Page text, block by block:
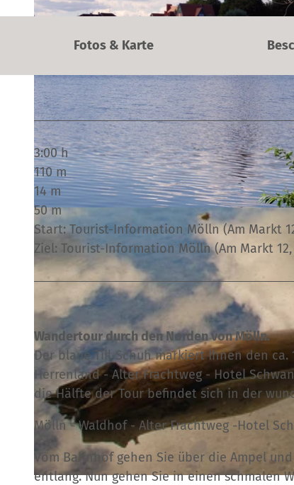
© Thomas Ebelt
© Johannes Richter |
Fotos & Karte
3:00 h
110 m
14 m
50 m
Start: Tourist-Information Mölln (Am Markt
Ziel: Tourist-Information Mölln (Am Markt 12,
Wandertour durch den Norden von Mölln.
Der blaue Till-Schuh markiert Ihnen den
Herrenland - Alter Frachtweg - Hotel
die Hälfte der Tour befindet sich in der
Mölln - Waldhof - Alter Frachtweg -Hotel
Vom Bahnhof gehen Sie über die Ampel
entlang. Nun gehen Sie in einen schmalen